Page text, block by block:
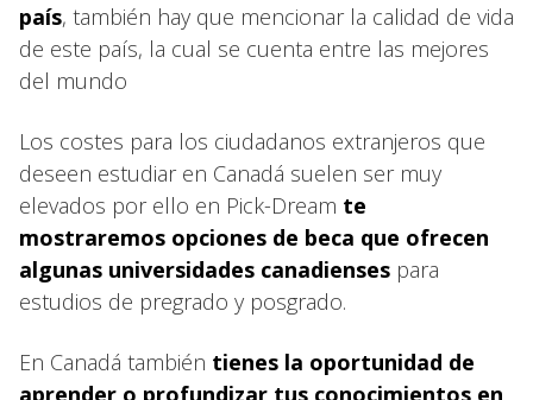
país, también hay que mencionar la calidad de vida
de este país, la cual se cuenta entre las mejores
del mundo
Los costes para los ciudadanos extranjeros que
deseen estudiar en Canadá suelen ser muy
elevados por ello en Pick-Dream te
mostraremos opciones de beca que ofrecen
algunas universidades canadienses para
estudios de pregrado y posgrado.
En Canadá también tienes la oportunidad de
aprender o profundizar tus conocimientos en